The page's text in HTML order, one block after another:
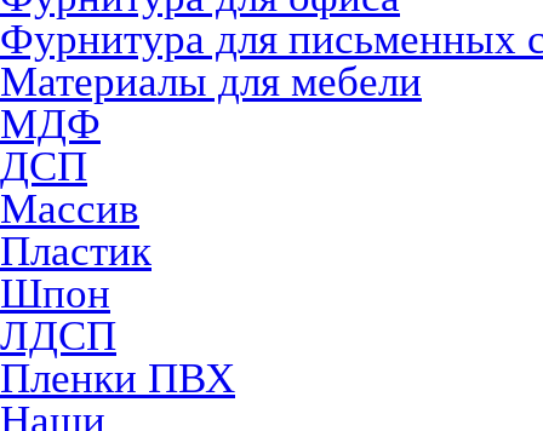
Фурнитура для письменных
Материалы для мебели
МДФ
ДСП
Массив
Пластик
Шпон
ЛДСП
Пленки ПВХ
Наши